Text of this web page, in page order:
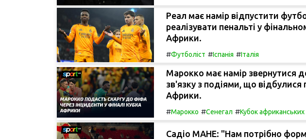
Реал має намір відпустити
реалізувати пенальті у
Африки.
#Футболіст #Іспанія #Італія
Марокко має намір звернутися
зв'язку з подіями, що відбулися
Африки.
#Марокко #Сенегал #Кубок африканських
Садіо МАНЕ: "Нам потрібно